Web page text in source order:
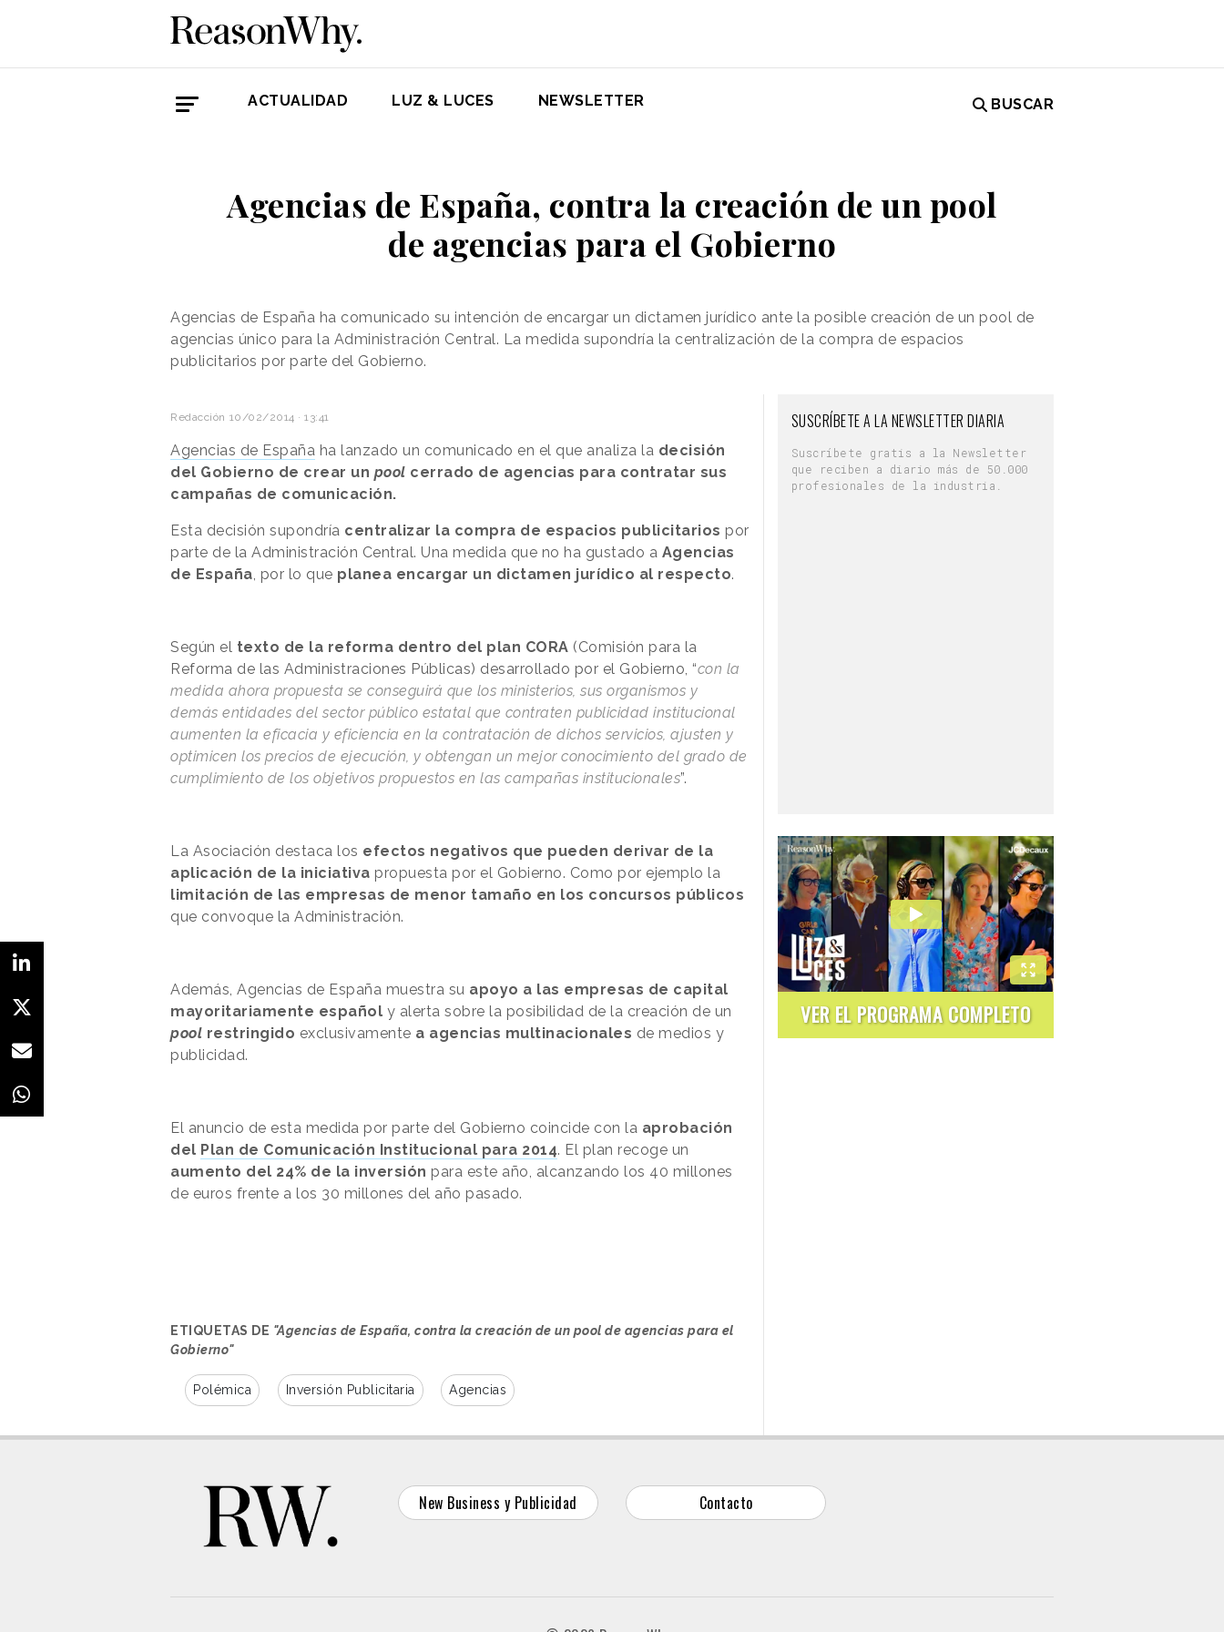
ACTUALIDAD LUZ & LUCES NEWSLETTER BUSCAR
Agencias de España, contra la creación de un pool
de agencias para el Gobierno
Agencias de España ha comunicado su intención de encargar un dictamen jurídico ante la posible creación de un pool de
agencias único para la Administración Central. La medida supondría la centralización de la compra de espacios
publicitarios por parte del Gobierno.
Redacción 10/02/2014 · 13:41
Agencias de España ha lanzado un comunicado en el que analiza la decisión
del Gobierno de crear un pool cerrado de agencias para contratar sus
campañas de comunicación.
Esta decisión supondría centralizar la compra de espacios publicitarios por
parte de la Administración Central. Una medida que no ha gustado a Agencias
de España , por lo que planea encargar un dictamen jurídico al respecto.
Según el texto de la reforma dentro del plan CORA (Comisión para la
Reforma de las Administraciones Públicas) desarrollado por el Gobierno, “con la
medida ahora propuesta se conseguirá que los ministerios, sus organismos y
demás entidades del sector público estatal que contraten publicidad institucional
aumenten la eficacia y eficiencia en la contratación de dichos servicios, ajusten y
optimicen los precios de ejecución, y obtengan un mejor conocimiento del grado de
cumplimiento de los objetivos propuestos en las campañas institucionales”.
La Asociación destaca los efectos negativos que pueden derivar de la
aplicación de la iniciativa propuesta por el Gobierno. Como por ejemplo la
limitación de las empresas de menor tamaño en los concursos públicos
que convoque la Administración.
Además, Agencias de España muestra su apoyo a las empresas de capital
mayoritariamente español y alerta sobre la posibilidad de la creación de un
pool restringido exclusivamente a agencias multinacionales de medios y
publicidad.
El anuncio de esta medida por parte del Gobierno coincide con la aprobación
del Plan de Comunicación Institucional para 2014. El plan recoge un
aumento del 24% de la inversión para este año, alcanzando los 40 millones
de euros frente a los 30 millones del año pasado.
ETIQUETAS DE "Agencias de España, contra la creación de un pool de agencias para el
Gobierno"
Polémica Inversión Publicitaria Agencias
SUSCRÍBETE A LA NEWSLETTER DIARIA
Suscríbete gratis a la Newsletter
que reciben a diario más de 50.000
profesionales de la industria.
VER EL PROGRAMA COMPLETO
New Business y Publicidad Contacto